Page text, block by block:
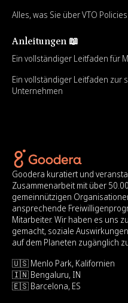
Alles, was Sie über VTO
Anleitungen 📖
Ein vollständiger Leitfaden für
Ein vollständiger Leitfaden zur
Unternehmen
Goodera kuratiert und
Zusammenarbeit mit über
gemeinnützigen
ansprechende
Mitarbeiter. Wir haben es uns
gemacht, soziale
auf dem Planeten zugänglich
🇺🇸 Menlo Park, Kalifornien
🇮🇳 Bengaluru, IN
🇪🇸 Barcelona, ES